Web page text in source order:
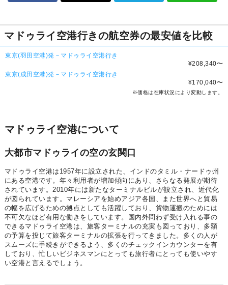
マドゥライ空港行きの航空券の最安値を比較
東京(羽田空港)発－マドゥライ空港行き
¥208,340〜
東京(成田空港)発－マドゥライ空港行き
¥170,040〜
※価格は在庫状況により変動します。
マドゥライ空港について
大都市マドゥライの空の玄関口
マドゥライ空港は1957年に設立された、インドのタミル・ナードゥ州
にある空港です。年々利用者が増加傾向にあり、さらなる発展が期待
されています。2010年には新たなターミナルビルが設立され、近代化
が図られています。マレーシアを始めアジア各国、また世界へと貿易
の幅を広げるための拠点としても活躍しており、貨物運搬のためには
不可欠なほど有用な働きをしています。国内外問わず受け入れる事の
できるマドゥライ空港は、旅客ターミナルの充実も図っており、多額
の予算を投じて旅客ターミナルの拡張を行ってきました。多くの人が
スムーズに手続きができるよう、多くのチェックインカウンターを有
しており、忙しいビジネスマンにとっても旅行者にとっても使いやす
い空港と言えるでしょう。